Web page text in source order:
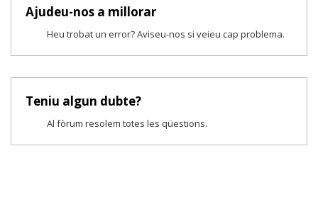
Ajudeu-nos a millorar
Heu trobat un error? Aviseu-nos si veieu cap problema.
Teniu algun dubte?
Al fòrum resolem totes les qüestions.